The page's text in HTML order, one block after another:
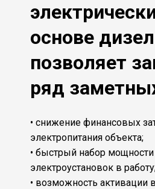
основе
позволяет
ряд
• снижение финансовых
электропитания объекта;
• быстрый набор
электроустановок в
• возможность активации